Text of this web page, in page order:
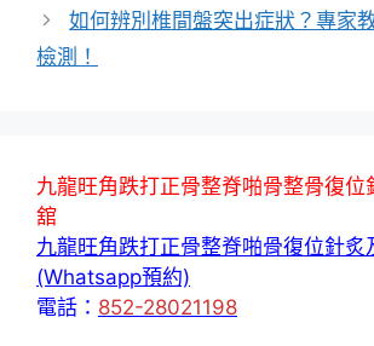
如何辨別椎間盤突出症狀？專家
檢測！
九龍旺角跌打正骨整脊啪骨整骨復位
舘
九龍旺角跌打正骨整脊啪骨復位針炙
(Whatsapp預約)
電話： 852-28021198